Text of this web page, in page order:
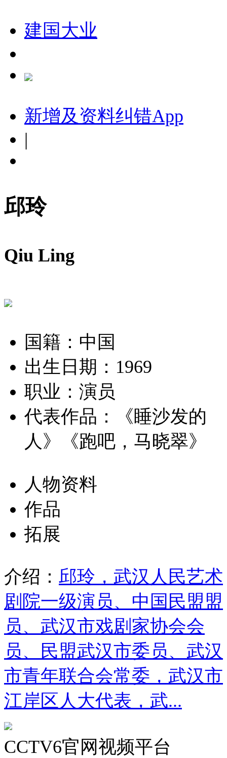
建国大业
新增及资料纠错App
|
邱玲
Qiu Ling
国籍：中国
出生日期：1969
职业：演员
代表作品：
《睡沙发的
人》《跑吧，马晓翠》
人物资料
作品
拓展
介绍： 邱玲，武汉人民艺术
剧院一级演员、中国民盟盟
员、武汉市戏剧家协会会
员、民盟武汉市委员、武汉
市青年联合会常委，武汉市
江岸区人大代表，武...
CCTV6官网视频平台